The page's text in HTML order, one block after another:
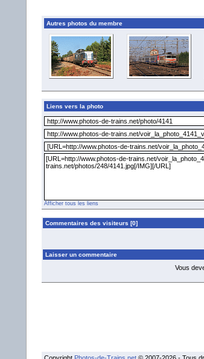
Autres photos du membre
Liens vers la photo
Afficher tous les liens
Commentaires des visiteurs [0]
Laisser un commentaire
Vous